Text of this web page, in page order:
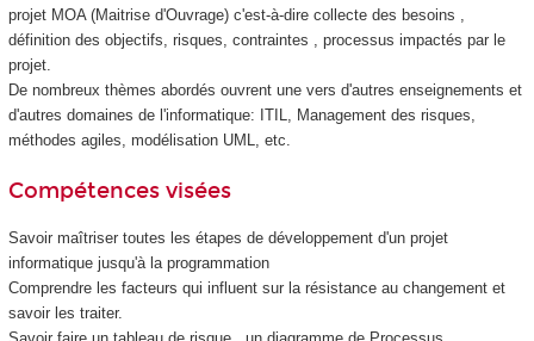
projet MOA (Maitrise d'Ouvrage) c'est-à-dire collecte des besoins ,
définition des objectifs, risques, contraintes , processus impactés par le
projet.
De nombreux thèmes abordés ouvrent une vers d'autres enseignements et
d'autres domaines de l'informatique: ITIL, Management des risques,
méthodes agiles, modélisation UML, etc.
Compétences visées
Savoir maîtriser toutes les étapes de développement d'un projet
informatique jusqu'à la programmation
Comprendre les facteurs qui influent sur la résistance au changement et
savoir les traiter.